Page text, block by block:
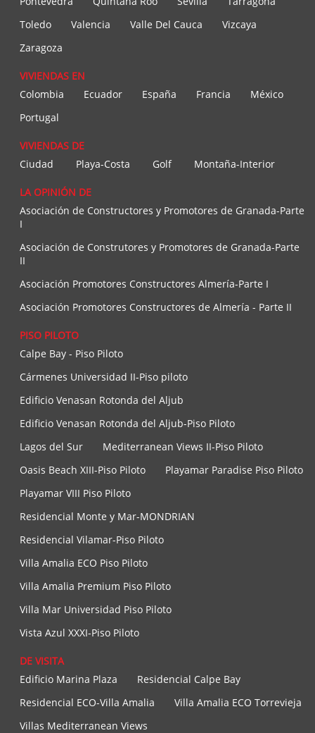
Toledo
Valencia Valle Del Cauca
Vizcaya
Zaragoza
VIVIENDAS EN
Colombia
Ecuador España Francia
México
Portugal
VIVIENDAS DE
Ciudad
Playa-Costa Golf Montaña-Interior
LA OPINIÓN DE
Asociación de Constructores y Promotores de Granada-Parte
I
Asociación de Construtores y Promotores de Granada-Parte
II
Asociación Promotores Constructores Almería-Parte I
Asociación Promotores Constructores de Almería - Parte II
PISO PILOTO
Calpe Bay - Piso Piloto
Cármenes Universidad II-Piso piloto
Edificio Venasan Rotonda del Aljub
Edificio Venasan Rotonda del Aljub-Piso Piloto
Lagos del Sur
Mediterranean Views II-Piso Piloto
Oasis Beach XIII-Piso Piloto
Playamar Paradise Piso Piloto
Playamar VIII Piso Piloto
Residencial Monte y Mar-MONDRIAN
Residencial Vilamar-Piso Piloto
Villa Amalia ECO Piso Piloto
Villa Amalia Premium Piso Piloto
Villa Mar Universidad Piso Piloto
Vista Azul XXXI-Piso Piloto
DE VISITA
Edificio Marina Plaza
Residencial Calpe Bay
Residencial ECO-Villa Amalia
Villa Amalia ECO Torrevieja
Villas Mediterranean Views